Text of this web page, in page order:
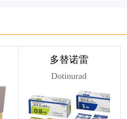
多替诺雷
Dotinurad